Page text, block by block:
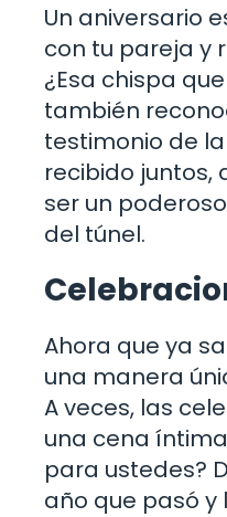
Un aniversario
con tu pareja y
¿Esa chispa
también
testimonio de
recibido juntos,
ser un
del túnel.
Ahora que ya
una manera
A veces, las
una cena
para ustedes?
año que pasó y